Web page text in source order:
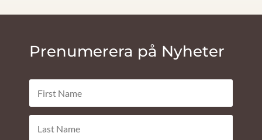
Prenumerera på Nyheter